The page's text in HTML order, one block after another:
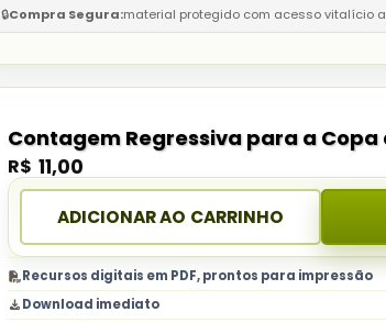
🔒Compra Segura:material protegido com acesso vitalício
Contagem Regressiva para a Copa
R$ 11,00
ADICIONAR AO CARRINHO
Recursos digitais em PDF, prontos para impressão
Download imediato